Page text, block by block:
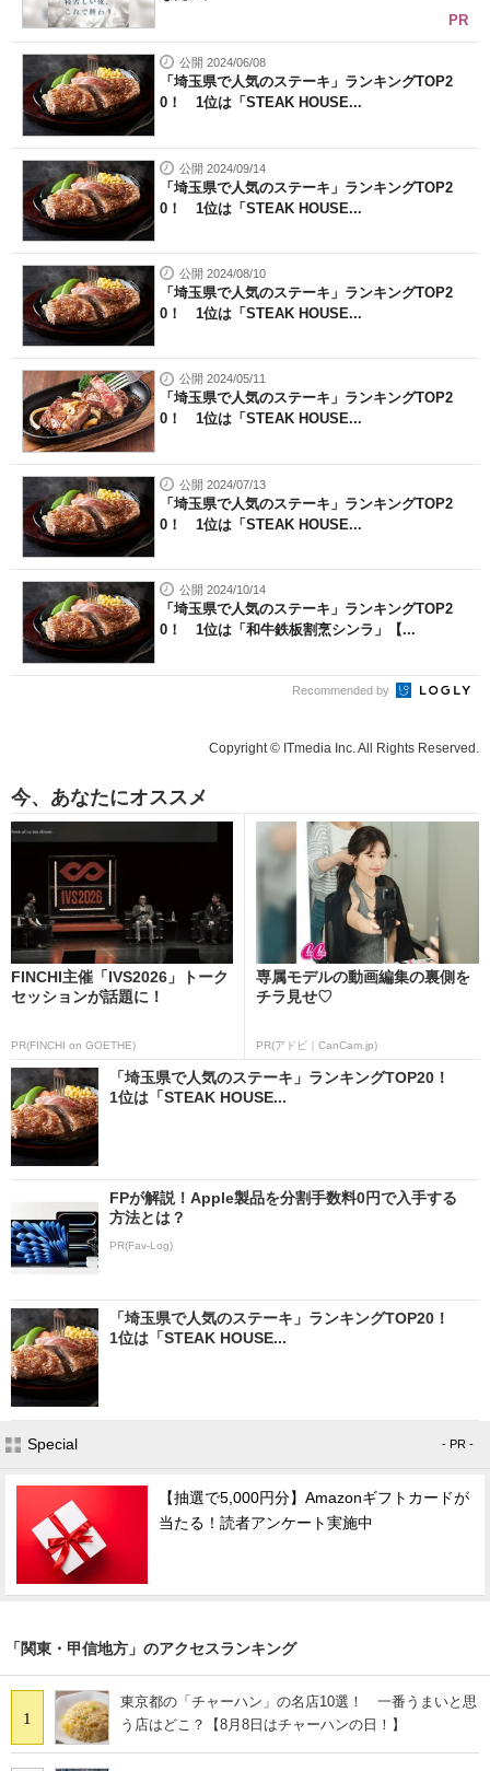
PR
公開 2024/06/08
「埼玉県で人気のステーキ」ランキングTOP2
0！ 1位は「STEAK HOUSE...
公開 2024/09/14
「埼玉県で人気のステーキ」ランキングTOP2
0！ 1位は「STEAK HOUSE...
公開 2024/08/10
「埼玉県で人気のステーキ」ランキングTOP2
0！ 1位は「STEAK HOUSE...
公開 2024/05/11
「埼玉県で人気のステーキ」ランキングTOP2
0！ 1位は「STEAK HOUSE...
公開 2024/07/13
「埼玉県で人気のステーキ」ランキングTOP2
0！ 1位は「STEAK HOUSE...
公開 2024/10/14
「埼玉県で人気のステーキ」ランキングTOP2
0！ 1位は「和牛鉄板割烹シンラ」【...
Recommended by
Copyright © ITmedia Inc. All Rights Reserved.
今、あなたにオススメ
FINCHI主催「IVS2026」トーク
セッションが話題に！
PR(FINCHI on GOETHE)
専属モデルの動画編集の裏側を
チラ見せ♡
PR(アドビ｜CanCam.jp)
「埼玉県で人気のステーキ」ランキングTOP20！
1位は「STEAK HOUSE...
FPが解説！Apple製品を分割手数料0円で入手する
方法とは？
PR(Fav-Log)
「埼玉県で人気のステーキ」ランキングTOP20！
1位は「STEAK HOUSE...
Special - PR -
【抽選で5,000円分】Amazonギフトカードが
当たる！読者アンケート実施中
「関東・甲信地方」のアクセスランキング
1
東京都の「チャーハン」の名店10選！ 一番うまいと思
う店はどこ？【8月8日はチャーハンの日！】